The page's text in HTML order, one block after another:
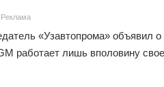
Реклама
«Узавтопрома» объявил
работает лишь вполовину